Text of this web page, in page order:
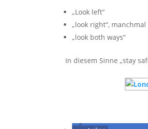
„Look left“
„look right“,
„look both ways“
In diesem Sinne „stay